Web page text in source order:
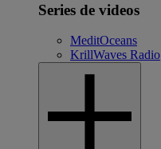
Series de videos
MeditOceans
KrillWaves Radio